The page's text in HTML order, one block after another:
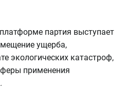
партия выступает
ущерба,
экологических катастроф,
применения